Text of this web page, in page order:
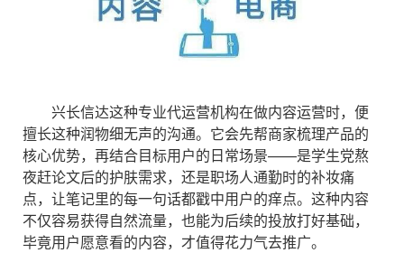
兴长信达这种专业代运营机构在做内容运营时，便
擅长这种润物细无声的沟通。它会先帮商家梳理产品的
核心优势，再结合目标用户的日常场景——是学生党熬
夜赶论文后的护肤需求，还是职场人通勤时的补妆痛
点，让笔记里的每一句话都戳中用户的痒点。这种内容
不仅容易获得自然流量，也能为后续的投放打好基础，
毕竟用户愿意看的内容，才值得花力气去推广。